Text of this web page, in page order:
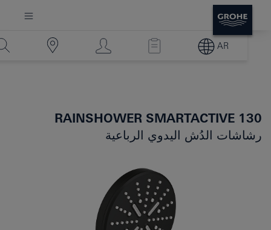
AR
RAINSHOWER SMARTACTIVE 130
رشاشات الدُش اليدوي الرباعية